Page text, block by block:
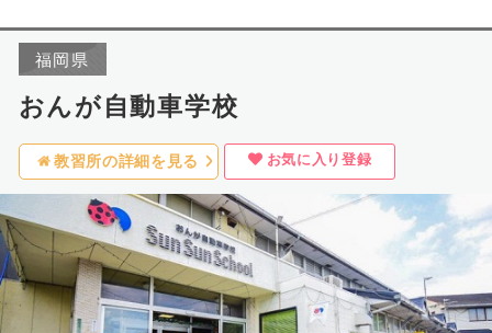
女性におすすめ グループにおすすめ
オンライン学科実施校
福岡県
おんが自動車学校
教習所の詳細を見る お気に入り登録